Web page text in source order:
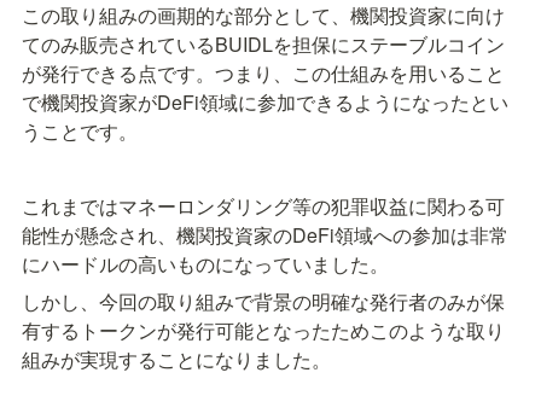
この取り組みの画期的な部分として、機関投資家に向け
てのみ販売されているBUIDLを担保にステーブルコイン
が発行できる点です。つまり、この仕組みを用いること
で機関投資家がDeFi領域に参加できるようになったとい
うことです。
これまではマネーロンダリング等の犯罪収益に関わる可
能性が懸念され、機関投資家のDeFi領域への参加は非常
にハードルの高いものになっていました。
しかし、今回の取り組みで背景の明確な発行者のみが保
有するトークンが発行可能となったためこのような取り
組みが実現することになりました。